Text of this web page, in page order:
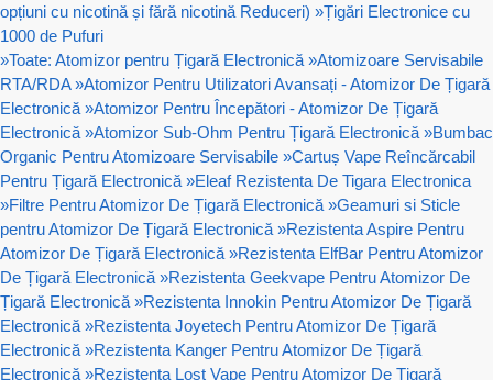
opțiuni cu nicotină și fără nicotină Reduceri) »Țigări Electronice cu
1000 de Pufuri
»Toate: Atomizor pentru Țigară Electronică »Atomizoare Servisabile
RTA/RDA »Atomizor Pentru Utilizatori Avansați - Atomizor De Țigară
Electronică »Atomizor Pentru Începători - Atomizor De Țigară
Electronică »Atomizor Sub-Ohm Pentru Țigară Electronică »Bumbac
Organic Pentru Atomizoare Servisabile »Cartuș Vape Reîncărcabil
Pentru Țigară Electronică »Eleaf Rezistenta De Tigara Electronica
»Filtre Pentru Atomizor De Țigară Electronică »Geamuri si Sticle
pentru Atomizor De Țigară Electronică »Rezistenta Aspire Pentru
Atomizor De Țigară Electronică »Rezistenta ElfBar Pentru Atomizor
De Țigară Electronică »Rezistenta Geekvape Pentru Atomizor De
Țigară Electronică »Rezistenta Innokin Pentru Atomizor De Țigară
Electronică »Rezistenta Joyetech Pentru Atomizor De Țigară
Electronică »Rezistenta Kanger Pentru Atomizor De Țigară
Electronică »Rezistenta Lost Vape Pentru Atomizor De Țigară